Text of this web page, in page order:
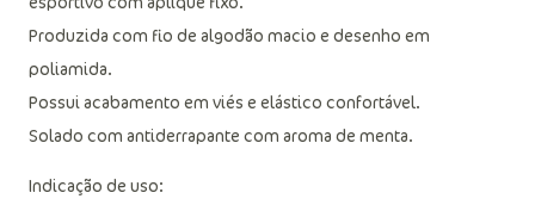
Produzida com fio de algodão macio e desenho em
poliamida.
Possui acabamento em viés e elástico confortável.
Solado com antiderrapante com aroma de menta.
Indicação de uso: